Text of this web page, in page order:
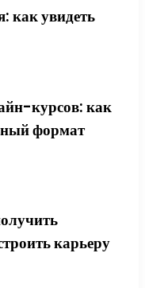
как увидеть
курсов: как
формат
карьеру